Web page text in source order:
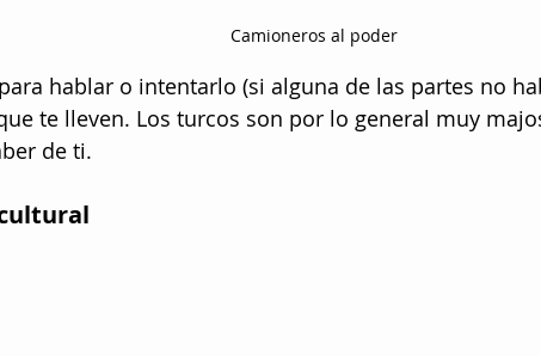
Camioneros al poder
hablar o intentarlo (si alguna de las partes no
te lleven. Los turcos son por lo general muy
de ti.